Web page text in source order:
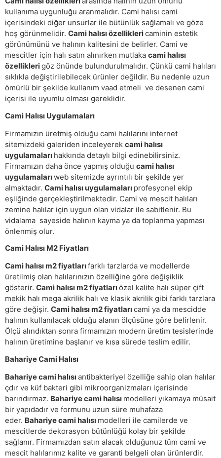
kullanıma uygunluğu aranmalıdır. Cami halısı cami
içerisindeki diğer unsurlar ile bütünlük sağlamalı ve göze
hoş görünmelidir. Cami halısı özelliklericaminin estetik
görünümünü ve halının kalitesini de belirler. Cami ve
mescitler için halı satın alınırken mutlaka cami halısı
özelliklerigöz önünde bulundurulmalıdır. Çünkü cami halıları
sıklıkla değiştirilebilecek ürünler değildir. Bu nedenle uzun
ömürlü bir şekilde kullanım vaad etmeli ve desenen cami
içerisi ile uyumlu olması gereklidir.
Cami Halısı Uygulamaları
Firmamızın üretmiş olduğu cami halılarını internet
sitemizdeki galeriden inceleyerek cami halısı
uygulamaları hakkında detaylı bilgi edinebilirsiniz.
Firmamızın daha önce yapmış olduğu cami halısı
uygulamalarıweb sitemizde ayrıntılı bir şekilde yer
almaktadır. Cami halısı uygulamaları profesyonel ekip
eşliğinde gerçekleştirilmektedir. Cami ve mescit halıları
zemine halılar için uygun olan vidalar ile sabitlenir. Bu
vidalama sayeside halının kayma ya da toplanma yapması
önlenmiş olur.
Cami Halısı M2 Fiyatları
Cami halısı m2 fiyatlarıfarklı tarzlarda ve modellerde
üretilmiş olan halılarınızın özelliğine göre değişiklik
gösterir. Cami halısı m2 fiyatlarıözel kalite halı süper çift
mekik halı mega akrilik halı ve klasik akrilik gibi farklı tarzlara
göre değişir. Cami halısı m2 fiyatlarıcami ya da mescidde
halının kullanılacak olduğu alanın ölçüsüne göre belirlenir.
Ölçü alındıktan sonra firmamızın modern üretim tesislerinde
halının üretimine başlanır ve kısa sürede teslim edilir.
Bahariye Cami Halısı
Bahariye cami halısıantibakteriyel özelliğe sahip olan halılar
çdır ve küf bakteri gibi mikroorganizmaları içerisinde
barındırmaz. Bahariye cami halısı modelleri yıkamaya müsait
bir yapıdadır ve formunu uzun süre muhafaza
eder. Bahariye cami halısı modelleri ile camilerde ve
mescitlerde dekorasyon bütünlüğü kolay bir şekilde
sağlanır. Firmamızdan satın alacak olduğunuz tüm cami ve
mescit halılarımız kalite ve garanti belgeli olan ürünlerdir.